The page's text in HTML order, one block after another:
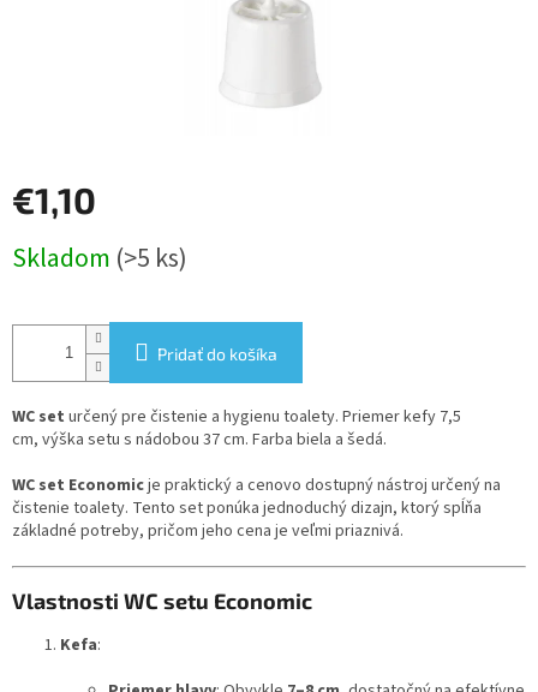
€1,10
cena:
Skladom (>5 ks)
Pridať do košíka
WC set určený pre čistenie a hygienu toalety. Priemer kefy 7,5
cm, výška setu s nádobou 37 cm. Farba biela a šedá.
WC set Economicje praktický a cenovo dostupný nástroj určený na
čistenie toalety. Tento set ponúka jednoduchý dizajn, ktorý spĺňa
základné potreby, pričom jeho cena je veľmi priaznivá.
Vlastnosti WC setu Economic
Kefa: